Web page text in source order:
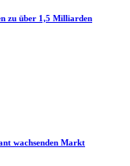
zu über 1,5 Milliarden
wachsenden Markt